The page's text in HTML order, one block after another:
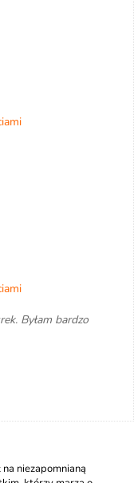
Byłam bardzo
niezapomnianą